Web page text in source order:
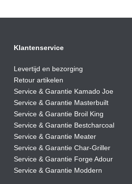
Klantenservice
Levertijd en bezorging
Retour artikelen
Service & Garantie Kamado Joe
Service & Garantie Masterbuilt
Service & Garantie Broil King
Service & Garantie Bestcharcoal
Service & Garantie Meater
Service & Garantie Char-Griller
Service & Garantie Forge Adour
Service & Garantie Moddern